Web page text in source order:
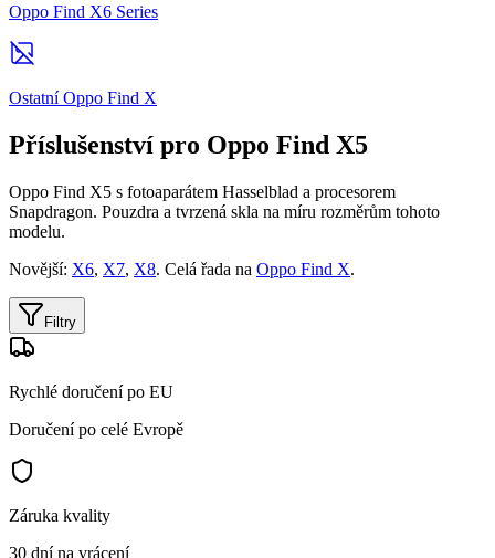
Oppo Find X6 Series
Ostatní Oppo Find X
Příslušenství pro Oppo Find X5
Oppo Find X5 s fotoaparátem Hasselblad a procesorem
Snapdragon. Pouzdra a tvrzená skla na míru rozměrům tohoto
modelu.
Novější: X6, X7, X8. Celá řada na Oppo Find X.
Filtry
Rychlé doručení po EU
Doručení po celé Evropě
Záruka kvality
30 dní na vrácení